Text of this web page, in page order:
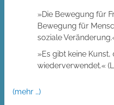
»Die Bewegung für
Bewegung für
soziale
»Es gibt keine Kunst,
wiederverwendet.«
(mehr …)